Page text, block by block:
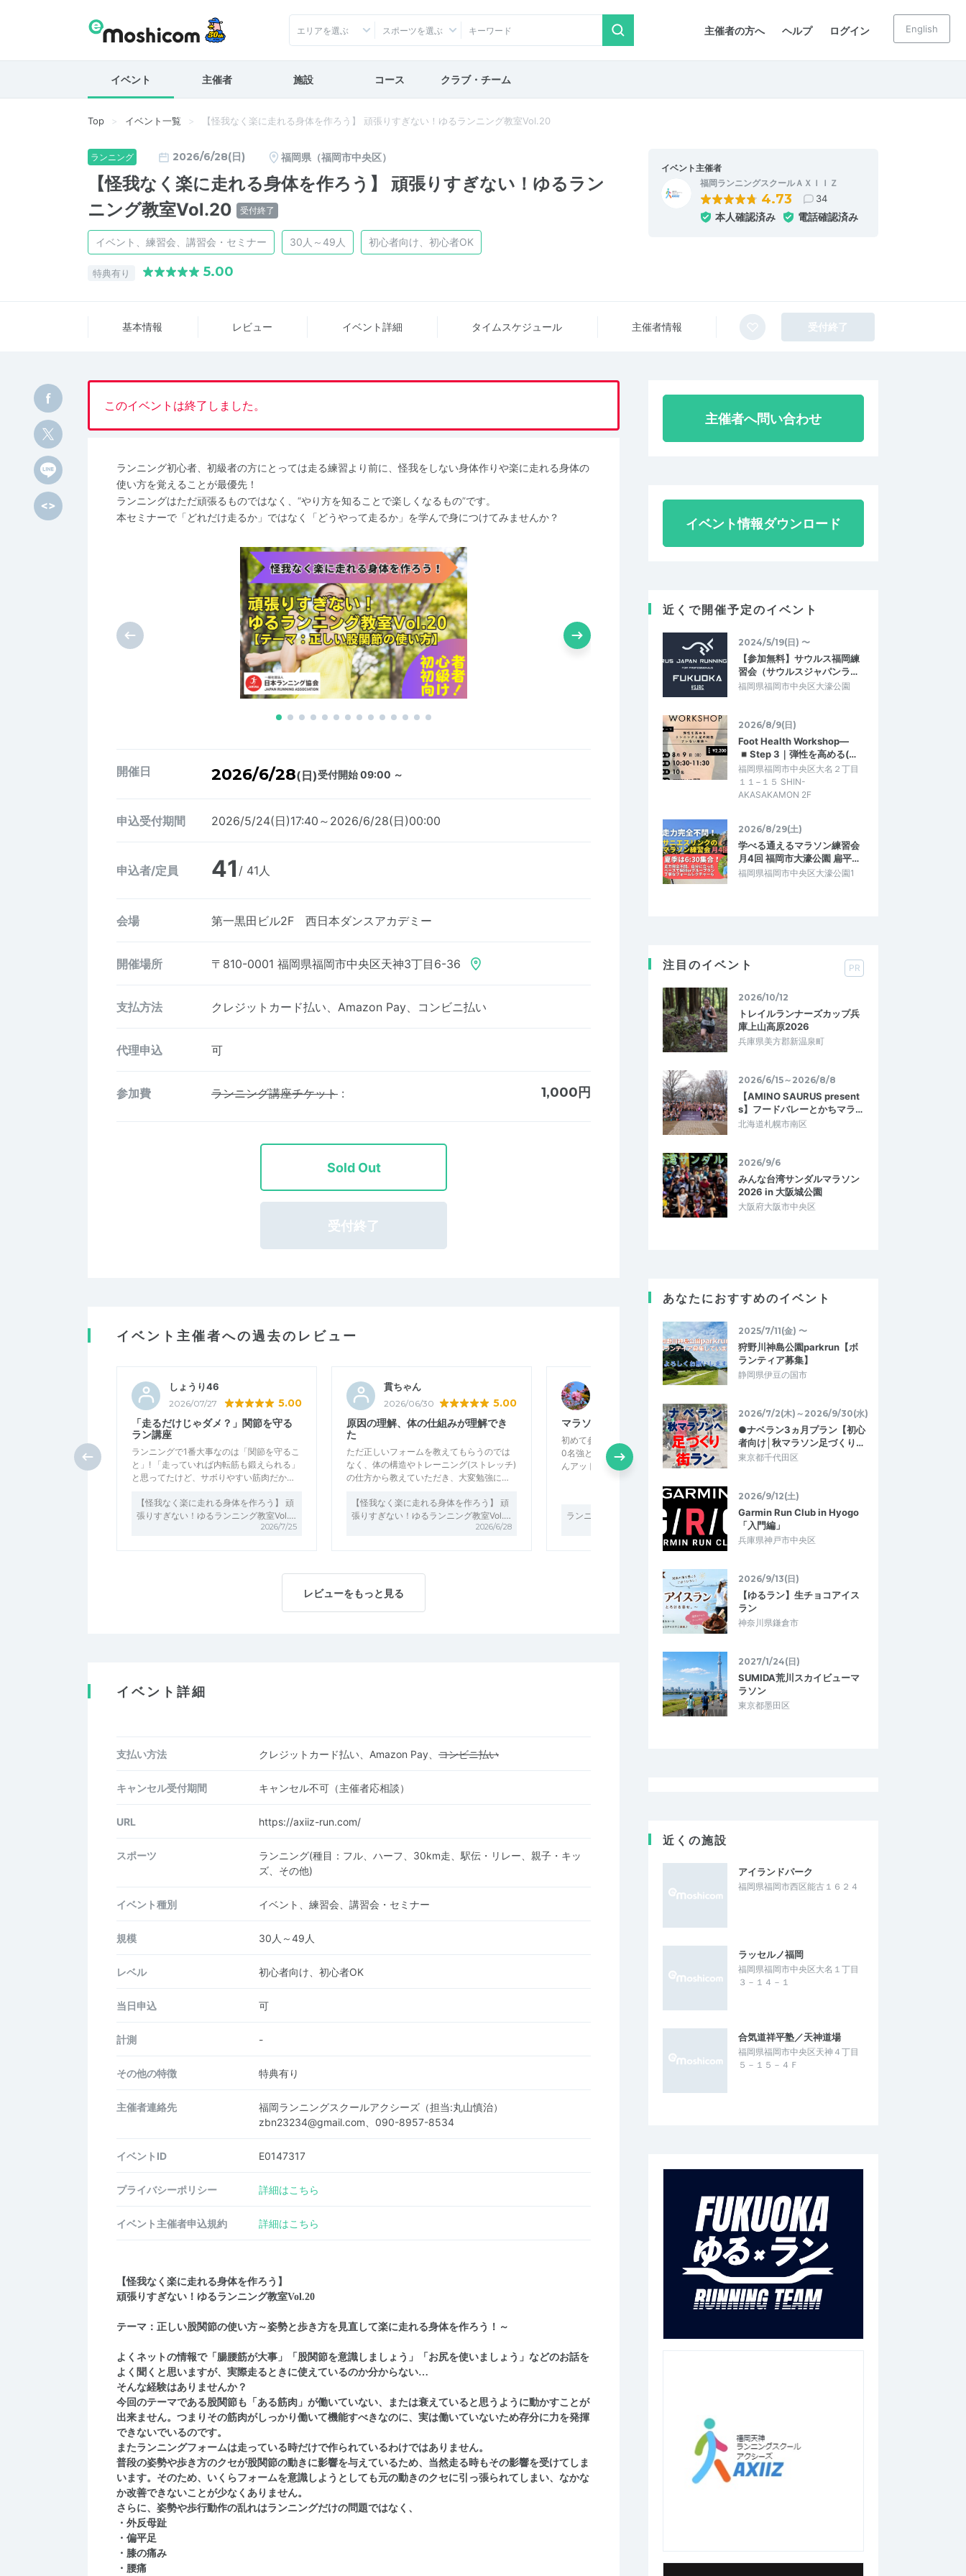
主催者の方へ ヘルプ ログイン
エリアを選ぶ スポーツを選ぶ English
イベント 主催者 施設 コース クラブ・チーム
Top イベント一覧 【怪我なく楽に走れる身体を作ろう】 ​​​​​​​頑張りすぎない！ゆるランニング教室Vol.20
ランニング 2026/6/28(日) 福岡県（福岡市中央区）
【怪我なく楽に走れる身体を作ろう】 ​​​​​​​頑張りすぎない！ゆるラン
ニング教室Vol.20
受付終了
イベント、練習会、講習会・セミナー 30人～49人 初心者向け、初心者OK
特典有り 5.00
イベント主催者
福岡ランニングスクールＡＸＩＩＺ
4.73 34
本人確認済み 電話確認済み
基本情報 レビュー イベント詳細 タイム スケジュール 主催者情報 受付終了
このイベントは終了しました。
ランニング初心者、初級者の方にとっては走る練習より前に、怪我をしない身体作りや楽に走れる身体の
使い方を覚えることが最優先！
ランニングはただ頑張るものではなく、“やり方を知ることで楽しくなるもの”です。
本セミナーで「どれだけ走るか」ではなく「どうやって走るか」を学んで身につけてみませんか？
開催日 2026/6/28(日)受付開始 09:00 ～
申込受付期間 2026/5/24(日)17:40～2026/6/28(日)00:00
申込者/定員 41 / 41人
会場 第一黒田ビル2F 西日本ダンスアカデミー
開催場所 〒810-0001 福岡県福岡市中央区天神3丁目6-36
支払方法 クレジットカード払い、Amazon Pay、コンビニ払い
代理申込 可
参加費 ランニング講座チケット : 1,000円
Sold Out
受付終了
イベント主催者への過去のレビュー
しょうり46
2026/07/27 5.00
「走るだけじゃダメ？」関節を守る
ラン講座
ランニングで1番大事なのは「関節を守るこ
と」! 「走っていれば内転筋も鍛えられる」
と思ってたけど、サボりやすい筋肉だか…
【怪我なく楽に走れる身体を作ろう】 ​​​​​​​頑
張りすぎない！ゆるランニング教室Vol.…
2026/7/25
貫ちゃん
2026/06/30 5.00
原因の理解、体の仕組みが理解でき
た
ただ正しいフォームを教えてもらうのでは
なく、体の構造やトレーニング(ストレッチ)
の仕方から教えていただき、大変勉強に…
【怪我なく楽に走れる身体を作ろう】 ​​​​​​​頑
張りすぎない！ゆるランニング教室Vol.…
2026/6/28
ゆうこりん２０２
5.00
マラソン仲間を作るには最適！
初めて参加した日は、他の参加者の人数が6
0名強ととても大人数で驚きましたが、皆さ
んアットホームな感じでとても話しやす…
ランニングサークル「福岡ゆる×ラン」
2019/11/20 〜
「ランニングを始めようとする方に
最適」
正しいフォームや走りのメカニズム(どんな
動きをして、どこに力が入っている等)を詳
【ゆるランニング教室】楽に走れるラン
ニングフォーム見直しセミナー 第5回
レビューをもっと見る
イベント詳細
支払い方法 クレジットカード払い、Amazon Pay、 コンビニ払い
キャンセル受付期間 キャンセル不可（主催者応相談）
URL https://axiiz-run.com/
スポーツ
ランニング(種目：フル、ハーフ、30km走、駅伝・リレー、親子・キッ
ズ、その他)
イベント種別 イベント、練習会、講習会・セミナー
規模 30人～49人
レベル 初心者向け、初心者OK
当日申込 可
計測 -
その他の特徴 特典有り
主催者連絡先
福岡ランニングスクールアクシーズ（担当:丸山慎治）
zbn23234@gmail.com、090-8957-8534
イベントID E0147317
プライバシーポリシー 詳細はこちら
イベント主催者申込規約 詳細はこちら
【怪我なく楽に走れる身体を作ろう】
頑張りすぎない！ゆるランニング教室Vol.20
テーマ：正しい股関節の使い方～姿勢と歩き方を見直して楽に走れる身体を作ろう！～
よくネットの情報で「腸腰筋が大事」「股関節を意識しましょう」「お尻を使いましょう」などのお話を
よく聞くと思いますが、実際走るときに使えているのか分からない…
そんな経験はありませんか？
今回のテーマである股関節も「ある筋肉」が働いていない、または衰えていると思うように動かすことが
出来ません。つまりその筋肉がしっかり働いて機能すべきなのに、実は働いていないため存分に力を発揮
できないでいるのです。
またランニングフォームは走っている時だけで作られているわけではありません。
普段の姿勢や歩き方のクセが股関節の動きに影響を与えているため、当然走る時もその影響を受けてしま
います。そのため、いくらフォームを意識しようとしても元の動きのクセに引っ張られてしまい、なかな
か改善できないことが少なくありません。
さらに、姿勢や歩行動作の乱れはランニングだけの問題ではなく、
・外反母趾
・偏平足
・膝の痛み
・腰痛
主催者へ問い合わせ
イベント情報ダウンロード
近くで開催予定のイベント
2024/5/19(日) 〜
【参加無料】サウルス福岡練
習会（サウルスジャパンラ…
福岡県福岡市中央区大濠公園
2026/8/9(日)
Foot Health Workshop―
◾️Step 3｜弾性を高める(…
福岡県福岡市中央区大名２丁目
１１−１５ SHIN-
AKASAKAMON 2F
2026/8/29(土)
学べる通えるマラソン練習会
月4回 福岡市大濠公園 扁平…
福岡県福岡市中央区大濠公園1
注目のイベント PR
2026/10/12
トレイルランナーズカップ兵
庫上山高原2026
兵庫県美方郡新温泉町
2026/6/15～2026/8/8
【AMINO SAURUS present
s】フードバレーとかちマラ…
北海道札幌市南区
2026/9/6
みんな台湾サンダルマラソン
2026 in 大阪城公園
大阪府大阪市中央区
あなたにおすすめのイベント
2025/7/11(金) 〜
狩野川神島公園parkrun【ボ
ランティア募集】
静岡県伊豆の国市
2026/7/2(木)～2026/9/30(水)
●ナベラン3ヵ月プラン【初心
者向け│秋マラソン足づくり…
東京都千代田区
2026/9/12(土)
Garmin Run Club in Hyogo
「入門編」
兵庫県神戸市中央区
2026/9/13(日)
【ゆるラン】生チョコアイス
ラン
神奈川県鎌倉市
2027/1/24(日)
SUMIDA荒川スカイビューマ
ラソン
東京都墨田区
近くの施設
アイランドパーク
福岡県福岡市西区能古１６２４
ラッセルノ福岡
福岡県福岡市中央区大名１丁目
３－１４－１
合気道祥平塾／天神道場
福岡県福岡市中央区天神４丁目
５－１５－４Ｆ